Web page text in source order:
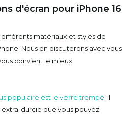
d'écran pour iPhone 16
matériaux et styles de
Nous en discuterons avec vous
convient le mieux.
populaire est le verre trempé . Il
durcie que vous pouvez